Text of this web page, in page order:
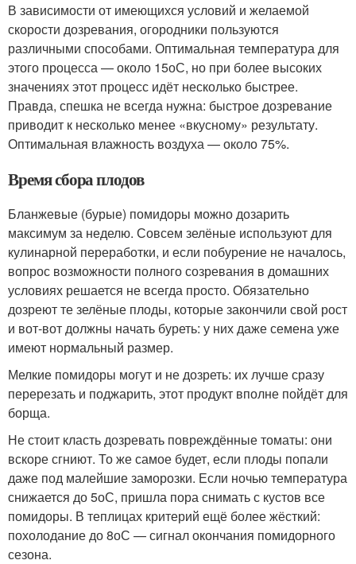
В зависимости от имеющихся условий и желаемой
скорости дозревания, огородники пользуются
различными способами. Оптимальная температура для
этого процесса — около 15оС, но при более высоких
значениях этот процесс идёт несколько быстрее.
Правда, спешка не всегда нужна: быстрое дозревание
приводит к несколько менее «вкусному» результату.
Оптимальная влажность воздуха — около 75%.
Время сбора плодов
Бланжевые (бурые) помидоры можно дозарить
максимум за неделю. Совсем зелёные используют для
кулинарной переработки, и если побурение не началось,
вопрос возможности полного созревания в домашних
условиях решается не всегда просто. Обязательно
дозреют те зелёные плоды, которые закончили свой рост
и вот-вот должны начать буреть: у них даже семена уже
имеют нормальный размер.
Мелкие помидоры могут и не дозреть: их лучше сразу
перерезать и поджарить, этот продукт вполне пойдёт для
борща.
Не стоит класть дозревать повреждённые томаты: они
вскоре сгниют. То же самое будет, если плоды попали
даже под малейшие заморозки. Если ночью температура
снижается до 5оС, пришла пора снимать с кустов все
помидоры. В теплицах критерий ещё более жёсткий:
похолодание до 8оС — сигнал окончания помидорного
сезона.